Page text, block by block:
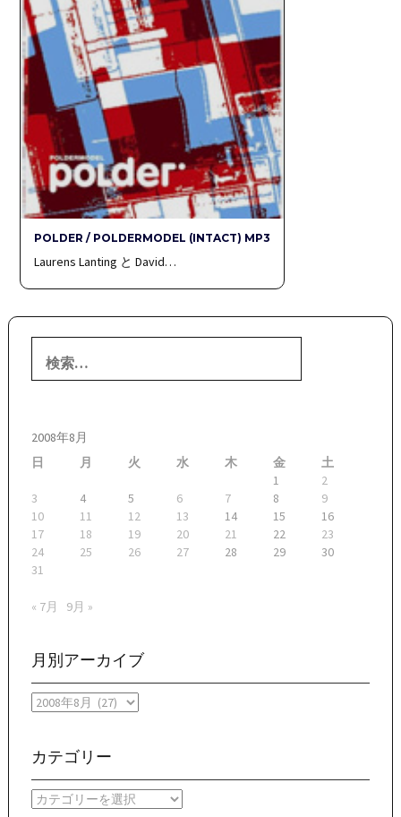
POLDER / POLDERMODEL (INTACT) MP3
Laurens Lanting と David…
索:
2008年8月
日
月 火 水 木 金
土
1
2
3
4 5 6 7 8
9
10
11 12 13 14 15
16
17
18 19 20 21 22
23
24
25 26 27 28 29
30
31
« 7月 9月 »
月別アーカイブ
月
ー
イ
ブ
カテゴリー
カ